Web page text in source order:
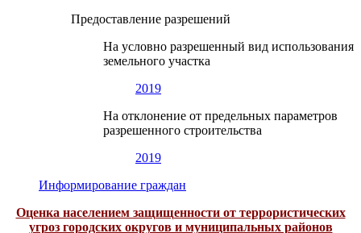
Предоставление разрешений
На условно разрешенный вид использования
земельного участка
2019
На отклонение от предельных параметров
разрешенного строительства
2019
Информирование граждан
Оценка населением защищенности от террористических
угроз городских округов и муниципальных районов